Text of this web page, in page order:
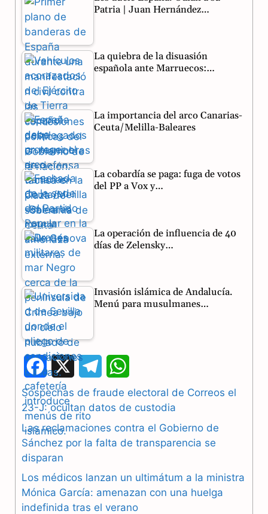
b
o
o
k
a
p
Patria | Juan Hernández…
La quiebra de la disuasión
española ante Marruecos:…
La importancia del arco Canarias-
Ceuta/Melilla-Baleares
La cobardía se paga: fuga de votos
del PP a Vox y…
La operación de influencia de 40
días de Zelensky…
Invasión islámica de Andalucía.
Menú para musulmanes…
F
a
c
e
b
o
o
e
l
e
r
a
h
a
t
A
p
Sospechas de fraude electoral de Correos el
23-J: ocultan datos de custodia
Las reclamaciones contra el Gobierno de
Sánchez por la falta de transparencia se
disparan
Los médicos lanzan un ultimátum a la ministra
Mónica García: amenazan con una huelga
indefinida tras el verano